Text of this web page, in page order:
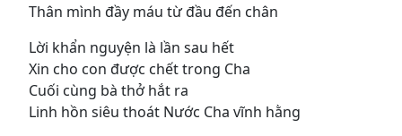
Thân mình đầy máu từ đầu đến chân
Lời khẩn nguyện là lần sau hết
Xin cho con được chết trong Cha
Cuối cùng bà thở hắt ra
Linh hồn siêu thoát Nước Cha vĩnh hằng